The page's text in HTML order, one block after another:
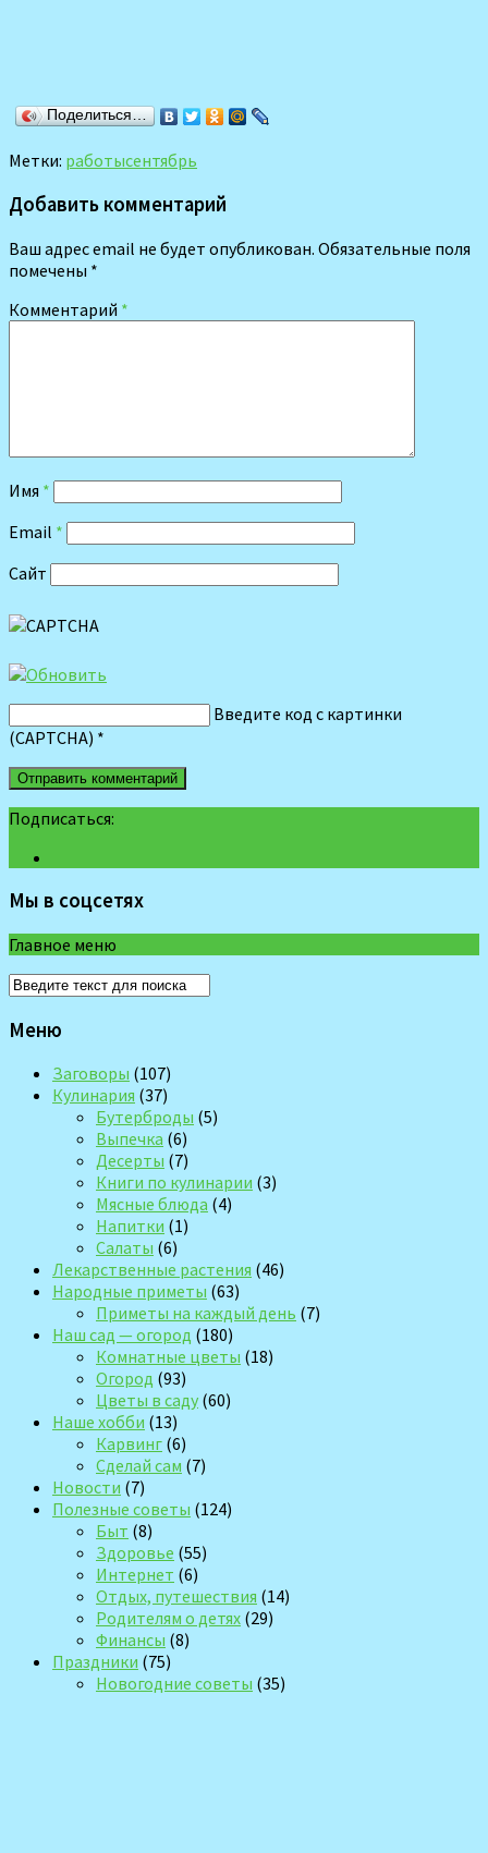
Поделиться…
Метки: работысентябрь
Добавить комментарий
Ваш адрес email не будет опубликован. Обязательные поля
помечены *
Комментарий *
Имя *
Email *
Сайт
Введите код с картинки
(CAPTCHA) *
Подписаться:
Мы в соцсетях
Главное меню
Меню
Заговоры (107)
Кулинария (37)
Бутерброды (5)
Выпечка (6)
Десерты (7)
Книги по кулинарии (3)
Мясные блюда (4)
Напитки (1)
Салаты (6)
Лекарственные растения (46)
Народные приметы (63)
Приметы на каждый день (7)
Наш сад — огород (180)
Комнатные цветы (18)
Огород (93)
Цветы в саду (60)
Наше хобби (13)
Карвинг (6)
Сделай сам (7)
Новости (7)
Полезные советы (124)
Быт (8)
Здоровье (55)
Интернет (6)
Отдых, путешествия (14)
Родителям о детях (29)
Финансы (8)
Праздники (75)
Новогодние советы (35)